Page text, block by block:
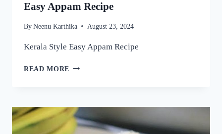
Easy Appam Recipe
By Neenu Karthika August 23, 2024
Kerala Style Easy Appam Recipe
READ MORE യീസ്റ്റ്
പഞ്ഞിപോലെ
സോഫ്റ്റ്
ആയ